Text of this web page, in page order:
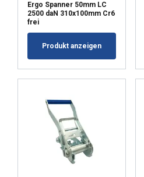
Ergo Spanner 50mm LC
2500 daN 310x100mm Cr6
frei
Produkt anzeigen